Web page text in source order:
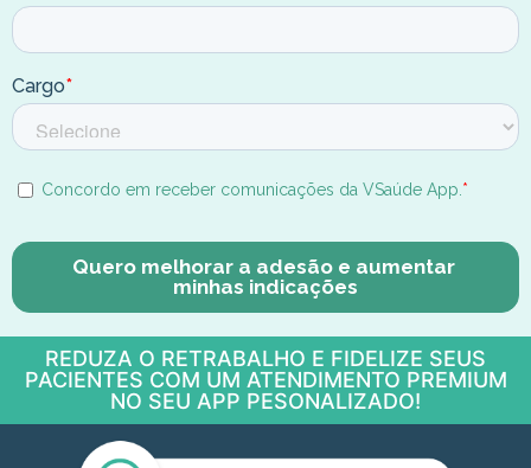
REDUZA O RETRABALHO E FIDELIZE SEUS
PACIENTES COM UM ATENDIMENTO PREMIUM
NO SEU APP PESONALIZADO!